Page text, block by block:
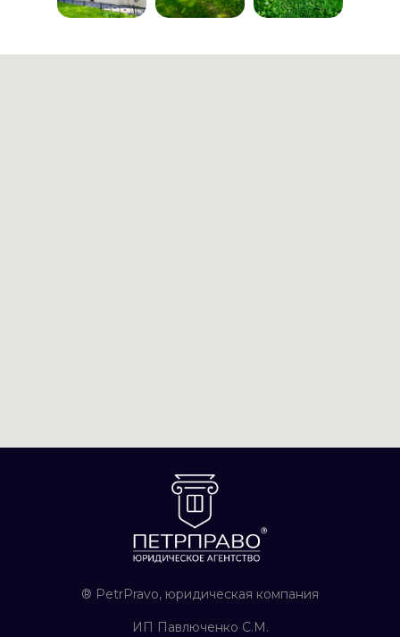
® PetrPravo, юридическая компания
ИП Павлюченко С.М.